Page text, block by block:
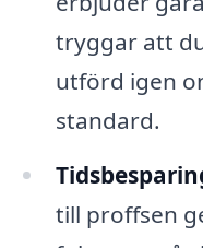
tryggar att
utförd igen
standard.
till proffsen